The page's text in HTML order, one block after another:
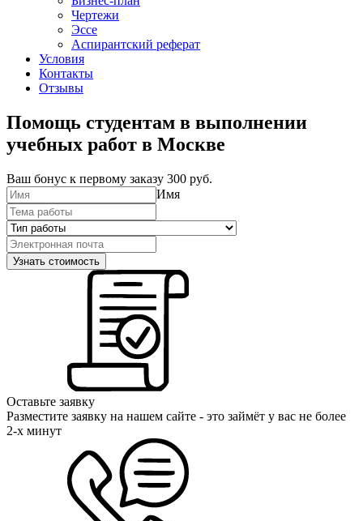
Чертежи
Эссе
Аспирантский реферат
Условия
Контакты
Отзывы
Помощь студентам в выполнении
учебных работ в Москве
Ваш бонус к первому заказу 300 руб.
Имя
Оставьте заявку
Разместите заявку на нашем сайте - это займёт у вас не более
2-х минут